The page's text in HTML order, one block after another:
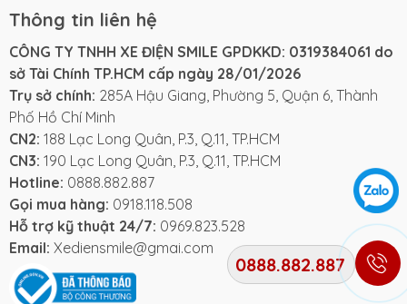
Thông tin liên hệ
CÔNG TY TNHH XE ĐIỆN SMILE GPDKKD: 0319384061 do
sở Tài Chính TP.HCM cấp ngày 28/01/2026
Trụ sở chính: 285A Hậu Giang, Phường 5, Quận 6, Thành
Phố Hồ Chí Minh
CN2: 188 Lạc Long Quân, P.3, Q.11, TP.HCM
CN3: 190 Lạc Long Quân, P.3, Q.11, TP.HCM
Hotline: 0888.882.887
Gọi mua hàng: 0918.118.508
Hỗ trợ kỹ thuật 24/7: 0969.823.528
Email: Xediensmile@gmai.com
0888.882.887